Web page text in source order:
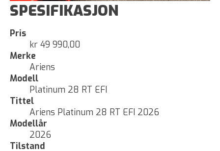
SPESIFIKASJON
Pris
kr 49 990,00
Merke
Ariens
Modell
Platinum 28 RT EFI
Tittel
Ariens Platinum 28 RT EFI 2026
Modellår
2026
Tilstand